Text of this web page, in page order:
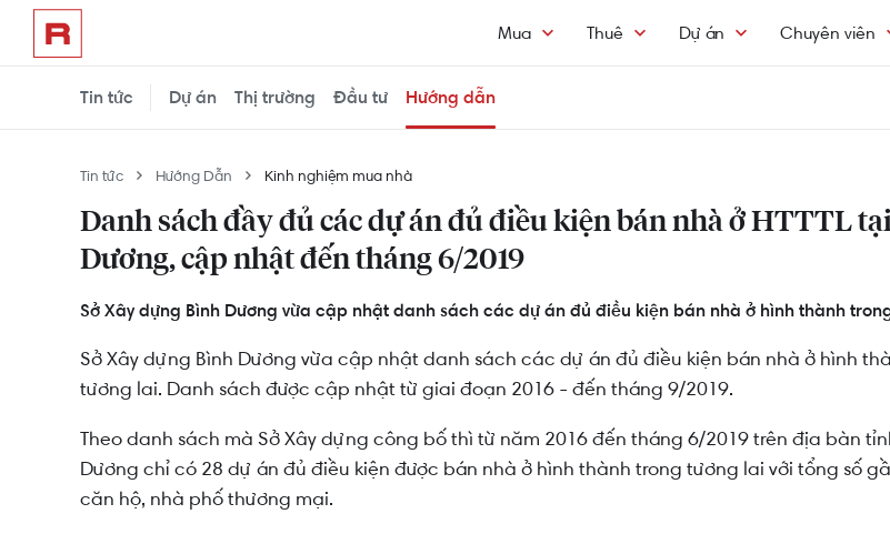
Mua Thuê Dự án Chuyên viên
Tin tức Dự án Thị trường Đầu tư Hướng dẫn
Tin tức Hướng Dẫn Kinh nghiệm mua nhà
Danh sách đầy đủ các dự án đủ điều kiện bán nhà ở HTTTL
Dương, cập nhật đến tháng 6/2019
Sở Xây dựng Bình Dương vừa cập nhật danh sách các dự án đủ điều kiện bán nhà ở hình thành
Sở Xây dựng Bình Dương vừa cập nhật danh sách các dự án đủ điều kiện bán nhà ở hình
tương lai. Danh sách được cập nhật từ giai đoạn 2016 - đến tháng 9/2019.
Theo danh sách mà Sở Xây dựng công bố thì từ năm 2016 đến tháng 6/2019 trên địa bàn
Dương chỉ có 28 dự án đủ điều kiện được bán nhà ở hình thành trong tương lai với tổng số
căn hộ, nhà phố thương mại.